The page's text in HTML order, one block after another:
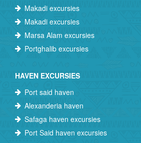
Makadi excursies
Makadi excursies
Marsa Alam excursies
Portghalib excursies
HAVEN EXCURSIES
Port said haven
Alexanderia haven
Safaga haven excursies
Port Said haven excursies